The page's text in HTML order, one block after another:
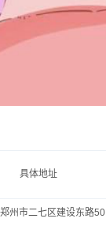
具体地址
州市二七区建设东路50